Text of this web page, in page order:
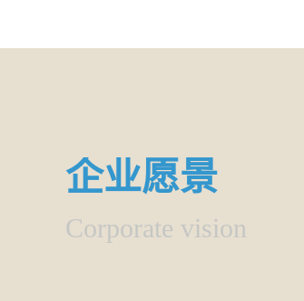
企业愿景
Corporate vision